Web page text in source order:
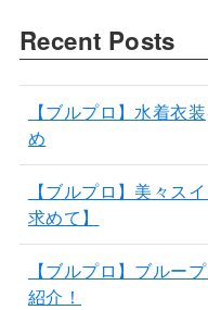
Recent Posts
【ブルプロ】水着衣装
め
【ブルプロ】美々ス
求めて】
【ブルプロ】ブルー
紹介！